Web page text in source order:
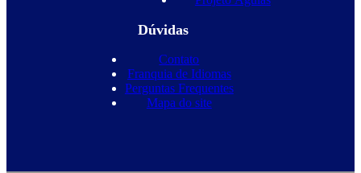
Dúvidas
Contato
Franquia de Idiomas
Perguntas Frequentes
Mapa do site